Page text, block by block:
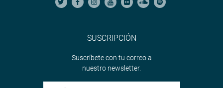
SUSCRIPCIÓN
Suscríbete con tu correo a
nuestro newsletter.